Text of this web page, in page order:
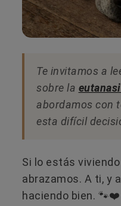
Te invitamos a
sobre la
abordamos con
esta difícil
Si lo estás
abrazamos. A ti, y
haciendo bien. 🐾❤️